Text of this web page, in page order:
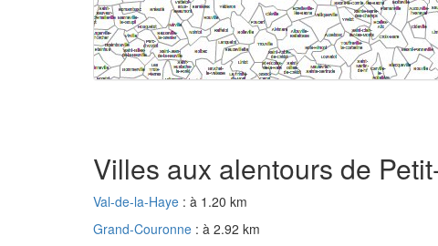
Villes aux alentours de
Val-de-la-Haye : à 1.20 km
Grand-Couronne : à 2.92 km